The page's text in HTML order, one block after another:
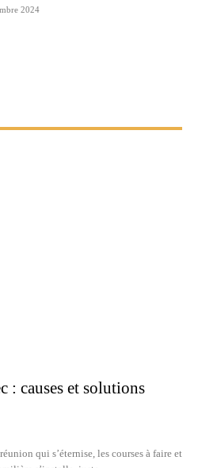
2024
: causes et solutions
qui s’éternise, les courses à faire et